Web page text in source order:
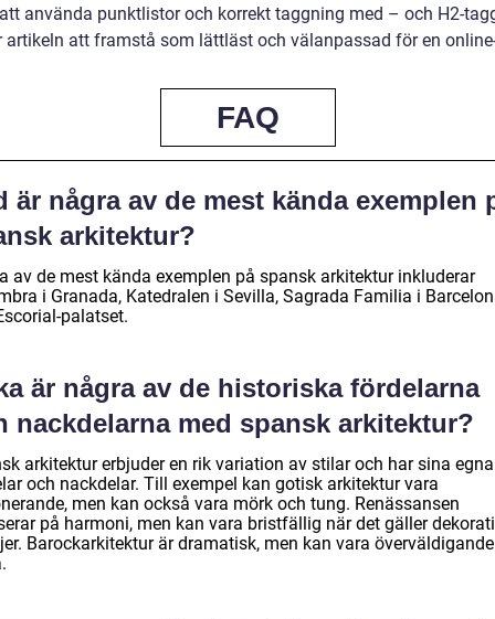
använda punktlistor och korrekt taggning med – och H2-
artikeln att framstå som lättläst och välanpassad för en
FAQ
är några av de mest kända exemplen
arkitektur?
av de mest kända exemplen på spansk arkitektur inkluderar
i Granada, Katedralen i Sevilla, Sagrada Familia i
palatset.
är några av de historiska fördelarna
nackdelarna med spansk arkitektur?
arkitektur erbjuder en rik variation av stilar och har sina egna
och nackdelar. Till exempel kan gotisk arkitektur vara
men kan också vara mörk och tung. Renässansen
på harmoni, men kan vara bristfällig när det gäller
Barockarkitektur är dramatisk, men kan vara